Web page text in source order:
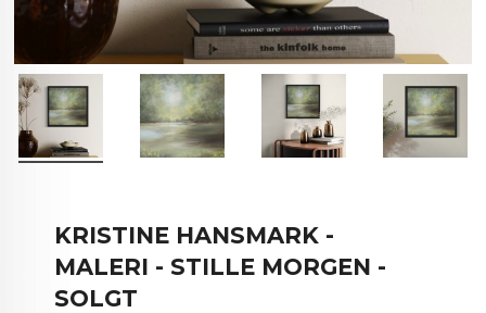
KRISTINE HANSMARK -
MALERI - STILLE MORGEN -
SOLGT